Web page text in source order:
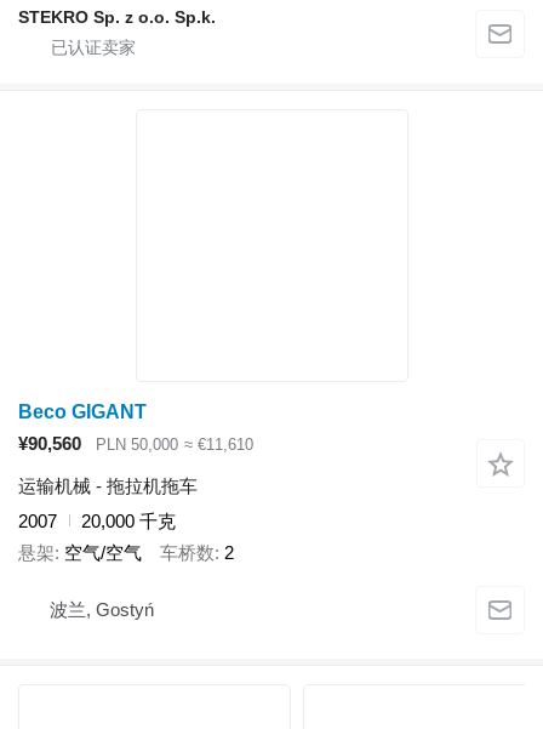
STEKRO Sp. z o.o. Sp.k.
Beco GIGANT
¥90,560
PLN 50,000 ≈ €11,610
运输机械 - 拖拉机拖车
2007
20,000 千克
悬架 空气/空气 车桥数 2
波兰, Gostyń